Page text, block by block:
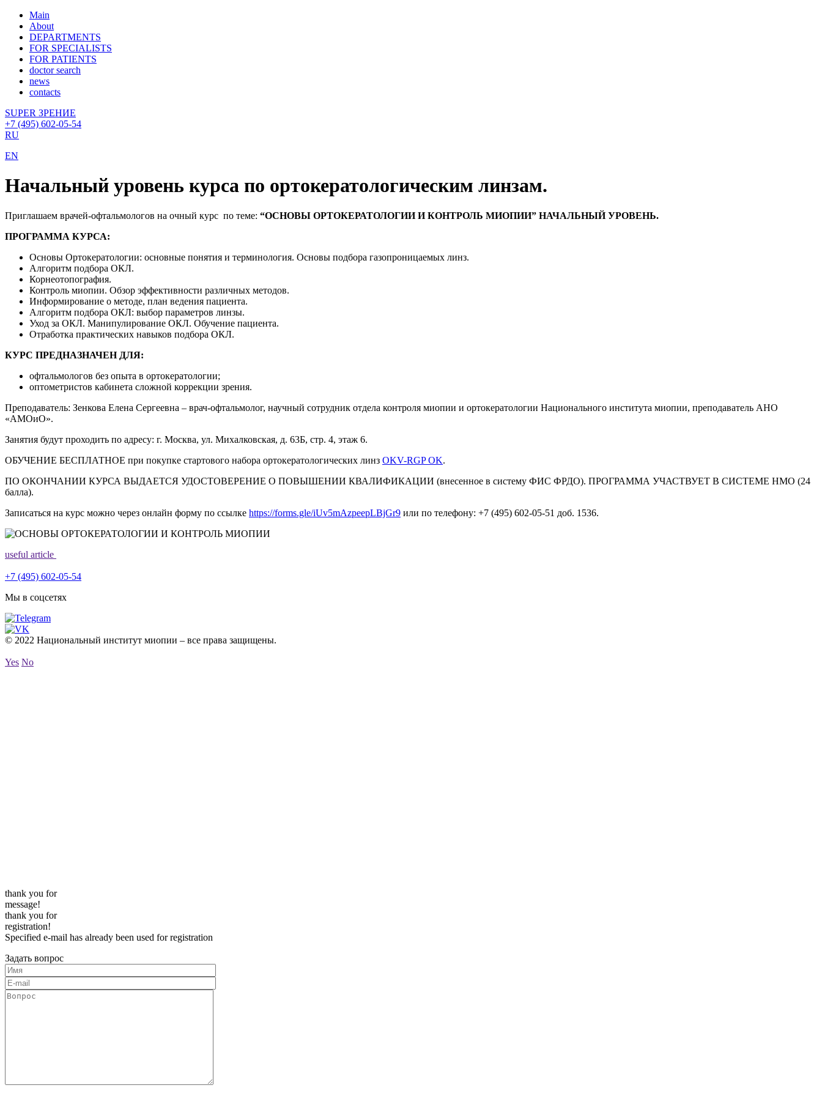
Main
About
DEPARTMENTS
FOR SPECIALISTS
FOR PATIENTS
doctor search
news
contacts
SUPER ЗРЕНИЕ
+7 (495) 602-05-54
RU
EN
Начальный уровень курса по ортокератологическим линзам.
Приглашаем врачей-офтальмологов на очный курс по теме: “ОСНОВЫ ОРТОКЕРАТОЛОГИИ И КОНТРОЛЬ МИОПИИ” НАЧАЛЬНЫЙ УРОВЕНЬ.
ПРОГРАММА КУРСА:
Основы Ортокератологии: основные понятия и терминология. Основы подбора газопроницаемых линз.
Алгоритм подбора ОКЛ.
Корнеотопография.
Контроль миопии. Обзор эффективности различных методов.
Информирование о методе, план ведения пациента.
Алгоритм подбора ОКЛ: выбор параметров линзы.
Уход за ОКЛ. Манипулирование ОКЛ. Обучение пациента.
Отработка практических навыков подбора ОКЛ.
КУРС ПРЕДНАЗНАЧЕН ДЛЯ:
офтальмологов без опыта в ортокератологии;
оптометристов кабинета сложной коррекции зрения.
Преподаватель: Зенкова Елена Сергеевна – врач-офтальмолог, научный сотрудник отдела контроля миопии и ортокератологии Национального института миопии, преподаватель АНО
«АМОиО».
Занятия будут проходить по адресу: г. Москва, ул. Михалковская, д. 63Б, стр. 4, этаж 6.
ОБУЧЕНИЕ БЕСПЛАТНОЕ при покупке стартового набора ортокератологических линз OKV-RGP OK.
ПО ОКОНЧАНИИ КУРСА ВЫДАЕТСЯ УДОСТОВЕРЕНИЕ О ПОВЫШЕНИИ КВАЛИФИКАЦИИ (внесенное в систему ФИС ФРДО). ПРОГРАММА УЧАСТВУЕТ В СИСТЕМЕ НМО (24
балла).
Записаться на курс можно через онлайн форму по ссылке https://forms.gle/iUv5mAzpeepLBjGr9 или по телефону: +7 (495) 602-05-51 доб. 1536.
useful article
+7 (495) 602-05-54
Мы в соцсетях
© 2022 Национальный институт миопии – все права защищены.
Yes No
thank you for
message!
thank you for
registration!
Specified e-mail has already been used for registration
Задать вопрос